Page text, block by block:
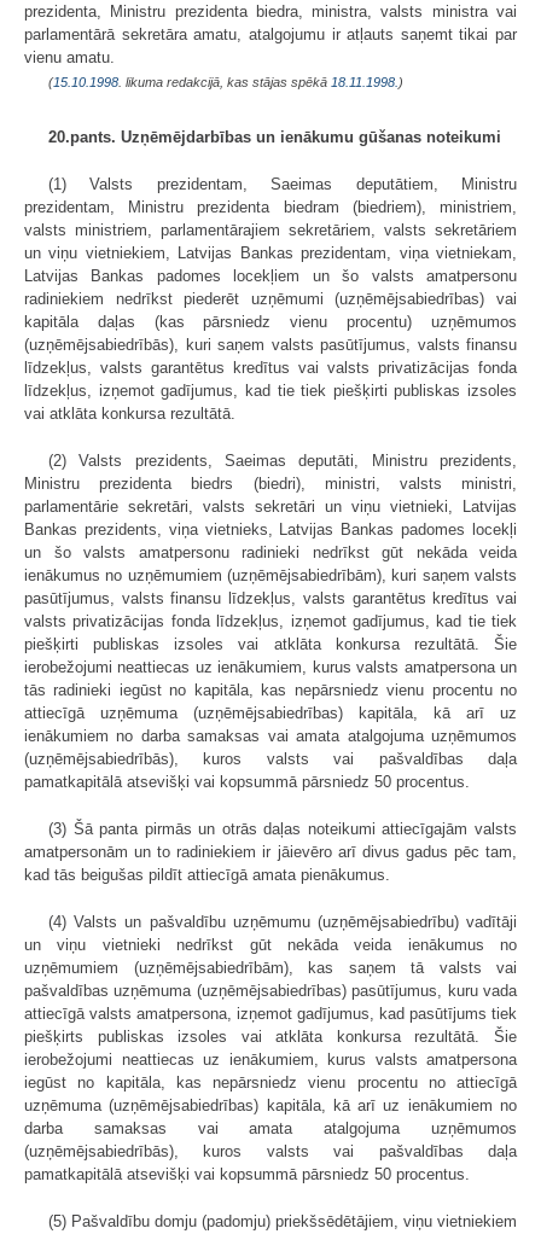
prezidenta, Ministru prezidenta biedra, ministra, valsts ministra vai
parlamentārā sekretāra amatu, atalgojumu ir atļauts saņemt tikai par
vienu amatu.
(15.10.1998 . likuma redakcijā, kas stājas spēkā 18.11.1998. )
20.pants. Uzņēmējdarbības un ienākumu gūšanas noteikumi
(1) Valsts prezidentam, Saeimas deputātiem, Ministru
prezidentam, Ministru prezidenta biedram (biedriem), ministriem,
valsts ministriem, parlamentārajiem sekretāriem, valsts sekretāriem
un viņu vietniekiem, Latvijas Bankas prezidentam, viņa vietniekam,
Latvijas Bankas padomes locekļiem un šo valsts amatpersonu
radiniekiem nedrīkst piederēt uzņēmumi (uzņēmējsabiedrības) vai
kapitāla daļas (kas pārsniedz vienu procentu) uzņēmumos
(uzņēmējsabiedrībās), kuri saņem valsts pasūtījumus, valsts finansu
līdzekļus, valsts garantētus kredītus vai valsts privatizācijas fonda
līdzekļus, izņemot gadījumus, kad tie tiek piešķirti publiskas izsoles
vai atklāta konkursa rezultātā.
(2) Valsts prezidents, Saeimas deputāti, Ministru prezidents,
Ministru prezidenta biedrs (biedri), ministri, valsts ministri,
parlamentārie sekretāri, valsts sekretāri un viņu vietnieki, Latvijas
Bankas prezidents, viņa vietnieks, Latvijas Bankas padomes locekļi
un šo valsts amatpersonu radinieki nedrīkst gūt nekāda veida
ienākumus no uzņēmumiem (uzņēmējsabiedrībām), kuri saņem valsts
pasūtījumus, valsts finansu līdzekļus, valsts garantētus kredītus vai
valsts privatizācijas fonda līdzekļus, izņemot gadījumus, kad tie tiek
piešķirti publiskas izsoles vai atklāta konkursa rezultātā. Šie
ierobežojumi neattiecas uz ienākumiem, kurus valsts amatpersona un
tās radinieki iegūst no kapitāla, kas nepārsniedz vienu procentu no
attiecīgā uzņēmuma (uzņēmējsabiedrības) kapitāla, kā arī uz
ienākumiem no darba samaksas vai amata atalgojuma uzņēmumos
(uzņēmējsabiedrībās), kuros valsts vai pašvaldības daļa
pamatkapitālā atsevišķi vai kopsummā pārsniedz 50 procentus.
(3) Šā panta pirmās un otrās daļas noteikumi attiecīgajām valsts
amatpersonām un to radiniekiem ir jāievēro arī divus gadus pēc tam,
kad tās beigušas pildīt attiecīgā amata pienākumus.
(4) Valsts un pašvaldību uzņēmumu (uzņēmējsabiedrību) vadītāji
un viņu vietnieki nedrīkst gūt nekāda veida ienākumus no
uzņēmumiem (uzņēmējsabiedrībām), kas saņem tā valsts vai
pašvaldības uzņēmuma (uzņēmējsabiedrības) pasūtījumus, kuru vada
attiecīgā valsts amatpersona, izņemot gadījumus, kad pasūtījums tiek
piešķirts publiskas izsoles vai atklāta konkursa rezultātā. Šie
ierobežojumi neattiecas uz ienākumiem, kurus valsts amatpersona
iegūst no kapitāla, kas nepārsniedz vienu procentu no attiecīgā
uzņēmuma (uzņēmējsabiedrības) kapitāla, kā arī uz ienākumiem no
darba samaksas vai amata atalgojuma uzņēmumos
(uzņēmējsabiedrībās), kuros valsts vai pašvaldības daļa
pamatkapitālā atsevišķi vai kopsummā pārsniedz 50 procentus.
(5) Pašvaldību domju (padomju) priekšsēdētājiem, viņu vietniekiem